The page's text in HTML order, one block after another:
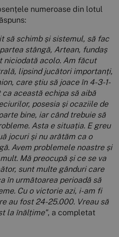
numeroase din lotul
să schimb și sistemul, să fac
stângă, Artean, fundaș
niciodată acolo. Am făcut
lipsind jucători importanți,
care știu să joace în 4-3-1-
această echipa să aibă
posesia și ocaziile de
bine, iar când trebuie să
Asta e situația. E greu
jocuri și nu arătăm ca o
Avem problemele noastre și
Mă preocupă și ce se va
sunt multe gânduri care
în următoarea perioadă să
Cu o victorie azi, i-am fi
au fost 24-25.000. Vreau să
la înălțime", a completat